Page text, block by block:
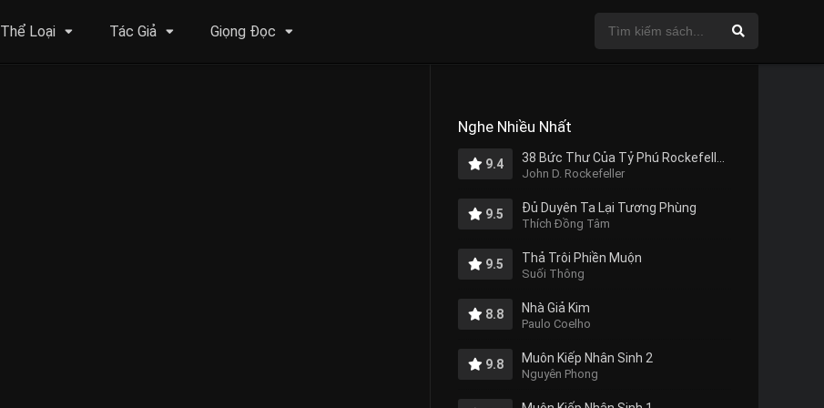
Thể Loại Tác Giả Giọng Đọc
Nghe Nhiều Nhất
9.4
John D. Rockefeller
9.5 Đủ Duyên Ta Lại Tương Phùng
Thích Đồng Tâm
9.5 Thả Trôi Phiền Muộn
Suối Thông
8.8 Nhà Giả Kim
Paulo Coelho
9.8 Muôn Kiếp Nhân Sinh 2
Nguyên Phong